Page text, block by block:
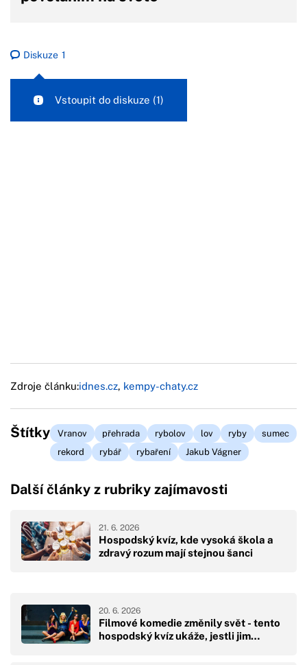
Diskuze 1
Vstoupit do diskuze (1)
Zdroje článku:idnes.cz, kempy-chaty.cz
Štítky Vranov přehrada rybolov lov ryby
sumec
rekord
rybář rybaření Jakub Vágner
Další články z rubriky zajímavosti
Hospodský kvíz, kde vysoká škola a
zdravý rozum mají stejnou šanci
21. 6. 2026
Filmové komedie změnily svět - tento
hospodský kvíz ukáže, jestli jim…
20. 6. 2026